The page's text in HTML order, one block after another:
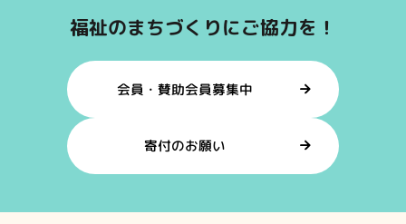
福祉のまちづくりにご協力を！
会員・賛助会員募集中
寄付のお願い